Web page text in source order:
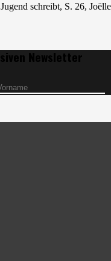
schreibt, S. 26,
Newsletter